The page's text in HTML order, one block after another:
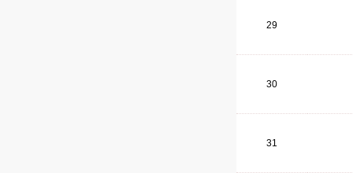
29
30
31